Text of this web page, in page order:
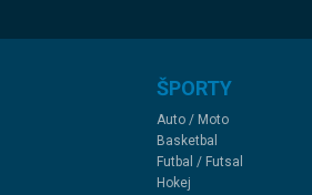
ŠPORTY
Auto / Moto
Basketbal
Futbal / Futsal
Hokej